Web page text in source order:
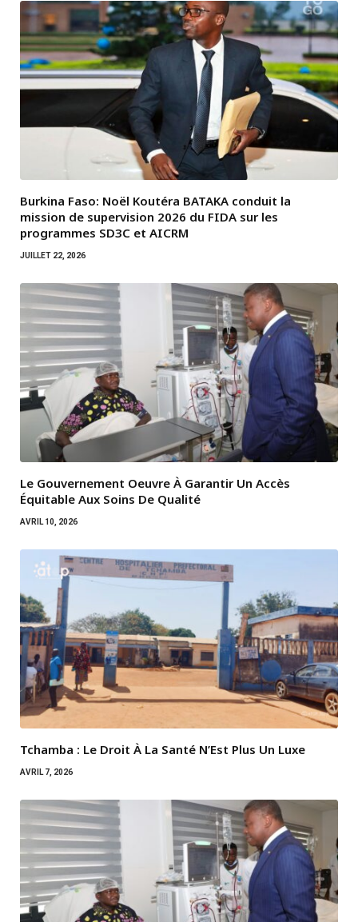
Burkina Faso: Noël Koutéra BATAKA conduit la
mission de supervision 2026 du FIDA sur les
programmes SD3C et AICRM
JUILLET 22, 2026
Le Gouvernement Oeuvre À Garantir Un Accès
Équitable Aux Soins De Qualité
AVRIL 10, 2026
Tchamba : Le Droit À La Santé N’Est Plus Un Luxe
AVRIL 7, 2026